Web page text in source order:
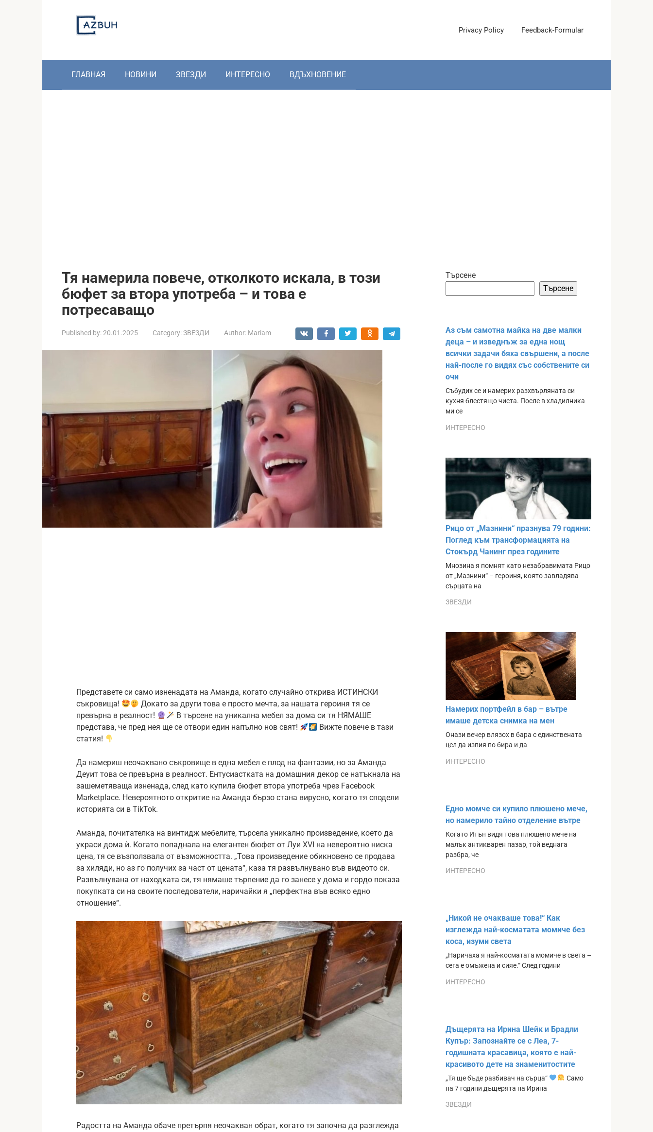
Privacy Policy Feedback-Formular
ГЛАВНАЯ НОВИНИ ЗВЕЗДИ ИНТЕРЕСНО ВДЪХНОВЕНИЕ
Тя намерила повече, отколкото искала, в този
бюфет за втора употреба – и това е
потресаващо
Published by:20.01.2025 Category:ЗВЕЗДИ Author: Mariam
Представете си само изненадата на Аманда, когато случайно открива ИСТИНСКИ
съкровища!
Докато за други това е просто мечта, за нашата героиня тя се
превърна в реалност!
В търсене на уникална мебел за дома си тя НЯМАШЕ
представа, че пред нея ще се отвори един напълно нов свят!
Вижте повече в тази
статия!
Да намериш неочаквано съкровище в една мебел е плод на фантазии, но за Аманда
Деуит това се превърна в реалност. Ентусиастката на домашния декор се натъкнала на
зашеметяваща изненада, след като купила бюфет втора употреба чрез Facebook
Marketplace. Невероятното откритие на Аманда бързо стана вирусно, когато тя сподели
историята си в TikTok.
Аманда, почитателка на винтидж мебелите, търсела уникално произведение, което да
украси дома ѝ. Когато попаднала на елегантен бюфет от Луи XVI на невероятно ниска
цена, тя се възползвала от възможността. „Това произведение обикновено се продава
за хиляди, но аз го получих за част от цената“, каза тя развълнувано във видеото си.
Развълнувана от находката си, тя нямаше търпение да го занесе у дома и гордо показа
покупката си на своите последователи, наричайки я „перфектна във всяко едно
отношение“.
Радостта на Аманда обаче претърпя неочакван обрат, когато тя започна да разглежда
Търсене
Търсене
Аз съм самотна майка на две малки
деца – и изведнъж за една нощ
всички задачи бяха свършени, а после
най-после го видях със собствените си
очи
Събудих се и намерих разхвърляната си
кухня блестящо чиста. После в хладилника
ми се
ИНТЕРЕСНО
Рицо от „Мазнини“ празнува 79 години:
Поглед към трансформацията на
Стокърд Чанинг през годините
Мнозина я помнят като незабравимата Рицо
от „Мазнини“ – героиня, която завладява
сърцата на
ЗВЕЗДИ
Намерих портфейл в бар – вътре
имаше детска снимка на мен
Онази вечер влязох в бара с единствената
цел да изпия по бира и да
ИНТЕРЕСНО
Едно момче си купило плюшено мече,
но намерило тайно отделение вътре
Когато Итън видя това плюшено мече на
малък антикварен пазар, той веднага
разбра, че
ИНТЕРЕСНО
„Никой не очакваше това!“ Как
изглежда най-косматата момиче без
коса, изуми света
„Наричаха я най-косматата момиче в света –
сега е омъжена и сияе.“ След години
ИНТЕРЕСНО
Дъщерята на Ирина Шейк и Брадли
Купър: Запознайте се с Леа, 7-
годишната красавица, която е най-
красивото дете на знаменитостите
„Тя ще бъде разбивач на сърца“
Само
на 7 години дъщерята на Ирина
ЗВЕЗДИ